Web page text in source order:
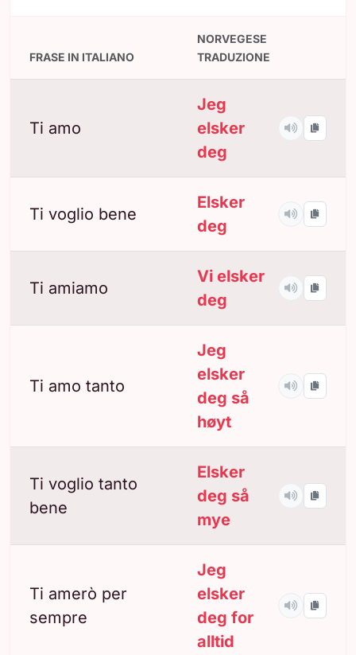
FRASE IN ITALIANO
NORVEGESE
TRADUZIONE
Ti amo
Jeg
elsker
deg
Ti voglio bene
Elsker
deg
Ti amiamo
Vi elsker
deg
Ti amo tanto
Jeg
elsker
deg så
høyt
Ti voglio tanto
bene
Elsker
deg så
mye
Ti amerò per
sempre
Jeg
elsker
deg for
alltid